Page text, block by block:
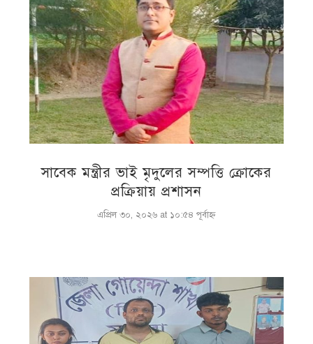
সাবেক মন্ত্রীর ভাই মৃদুলের সম্পত্তি ক্রোকের
প্রক্রিয়ায় প্রশাসন
এপ্রিল ৩০, ২০২৬ at ১০:৫৪ পূর্বাহ্ণ